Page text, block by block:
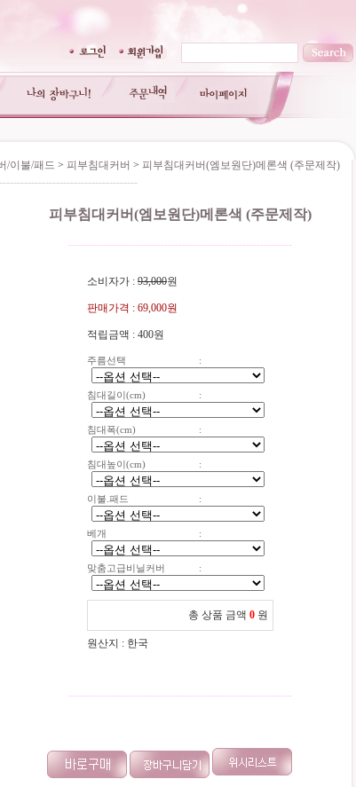
/이불/패드 > 피부침대커버 > 피부침대커버(엠보원단)메론색 (주문제작)
피부침대커버(엠보원단)메론색 (주문제작)
---------------------------------------------------------------
소비자가 : 93,000원
판매가격 : 69,000원
적립금액 : 400원
주름선택 :
침대길이(cm) :
침대폭(cm) :
침대높이(cm) :
이불.패드 :
베개 :
맞춤고급비닐커버 :
총 상품 금액 0 원
원산지 : 한국
---------------------------------------------------------------